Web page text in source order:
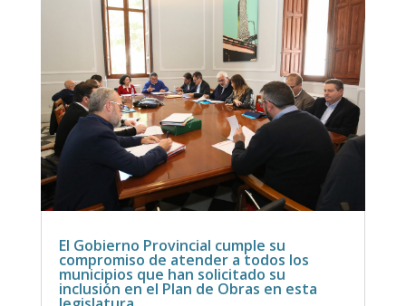
El Gobierno Provincial cumple su
compromiso de atender a todos los
municipios que han solicitado su
inclusión en el Plan de Obras en esta